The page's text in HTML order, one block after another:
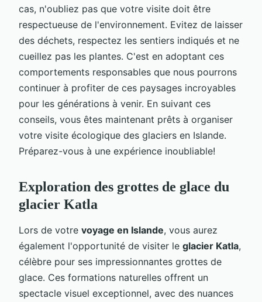
cas, n'oubliez pas que votre visite doit être
respectueuse de l'environnement. Evitez de laisser
des déchets, respectez les sentiers indiqués et ne
cueillez pas les plantes. C'est en adoptant ces
comportements responsables que nous pourrons
continuer à profiter de ces paysages incroyables
pour les générations à venir. En suivant ces
conseils, vous êtes maintenant prêts à organiser
votre visite écologique des glaciers en Islande.
Préparez-vous à une expérience inoubliable!
Exploration des grottes de glace du
glacier Katla
Lors de votre voyage en Islande, vous aurez
également l'opportunité de visiter le glacier Katla,
célèbre pour ses impressionnantes grottes de
glace. Ces formations naturelles offrent un
spectacle visuel exceptionnel, avec des nuances